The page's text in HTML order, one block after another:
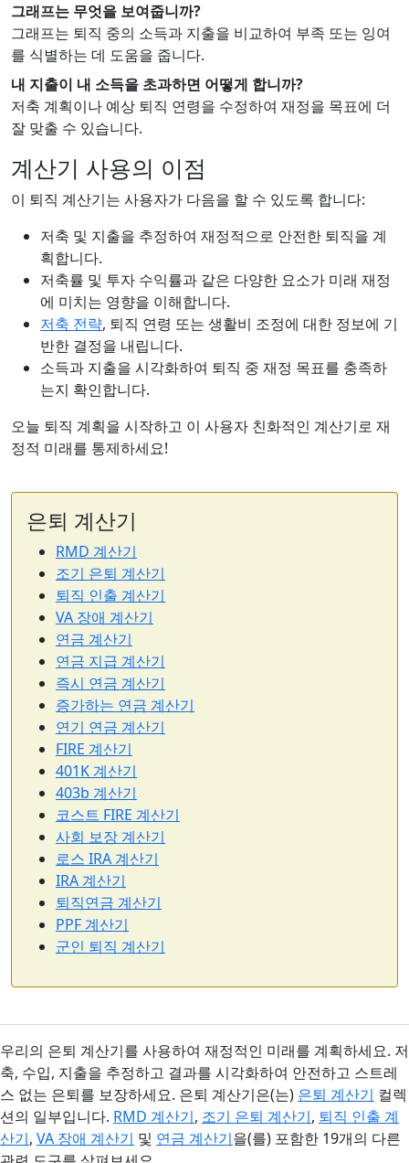
그래프는 무엇을 보여줍니까?
그래프는 퇴직 중의 소득과 지출을 비교하여 부족 또는 잉여
를 식별하는 데 도움을 줍니다.
내 지출이 내 소득을 초과하면 어떻게 합니까?
저축 계획이나 예상 퇴직 연령을 수정하여 재정을 목표에 더
잘 맞출 수 있습니다.
계산기 사용의 이점
이 퇴직 계산기는 사용자가 다음을 할 수 있도록 합니다:
저축 및 지출을 추정하여 재정적으로 안전한 퇴직을 계
획합니다.
저축률 및 투자 수익률과 같은 다양한 요소가 미래 재정
에 미치는 영향을 이해합니다.
저축 전략, 퇴직 연령 또는 생활비 조정에 대한 정보에 기
반한 결정을 내립니다.
소득과 지출을 시각화하여 퇴직 중 재정 목표를 충족하
는지 확인합니다.
오늘 퇴직 계획을 시작하고 이 사용자 친화적인 계산기로 재
정적 미래를 통제하세요!
은퇴 계산기
RMD 계산기
조기 은퇴 계산기
퇴직 인출 계산기
VA 장애 계산기
연금 계산기
연금 지급 계산기
즉시 연금 계산기
증가하는 연금 계산기
연기 연금 계산기
FIRE 계산기
401K 계산기
403b 계산기
코스트 FIRE 계산기
사회 보장 계산기
로스 IRA 계산기
IRA 계산기
퇴직연금 계산기
PPF 계산기
군인 퇴직 계산기
우리의 은퇴 계산기를 사용하여 재정적인 미래를 계획하세요. 저
축, 수입, 지출을 추정하고 결과를 시각화하여 안전하고 스트레
스 없는 은퇴를 보장하세요. 은퇴 계산기은(는) 은퇴 계산기 컬렉
션의 일부입니다. RMD 계산기, 조기 은퇴 계산기, 퇴직 인출 계
산기, VA 장애 계산기 및 연금 계산기을(를) 포함한 19개의 다른